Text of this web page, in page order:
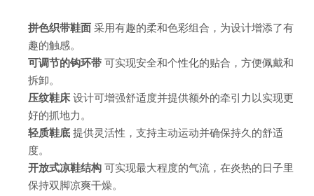
拼色织带鞋面 采用有趣的柔和色彩组合，为设计增添了有
趣的触感。
可调节的钩环带 可实现安全和个性化的贴合，方便佩戴和
拆卸。
压纹鞋床 设计可增强舒适度并提供额外的牵引力以实现更
好的抓地力。
轻质鞋底 提供灵活性，支持主动运动并确保持久的舒适
度。
开放式凉鞋结构 可实现最大程度的气流，在炎热的日子里
保持双脚凉爽干燥。